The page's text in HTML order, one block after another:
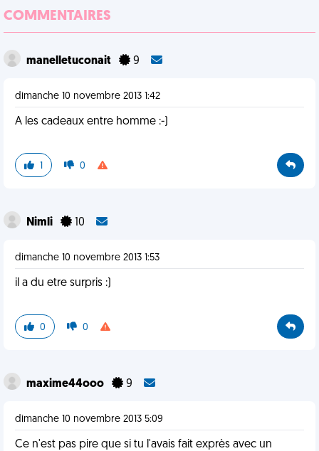
COMMENTAIRES
manelletuconait 9
dimanche 10 novembre 2013 1:42
A les cadeaux entre homme :-)
1 0
Nimli 10
dimanche 10 novembre 2013 1:53
il a du etre surpris :)
0 0
maxime44ooo 9
dimanche 10 novembre 2013 5:09
Ce n'est pas pire que si tu l'avais fait exprès avec un